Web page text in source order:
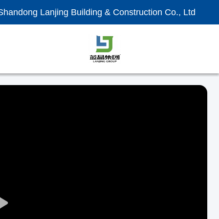
Lanjing Building & Construction Co., Ltd.